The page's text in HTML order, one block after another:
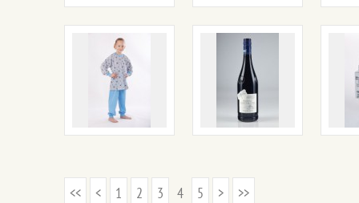
<< < 1 2 3 4 5 > >>